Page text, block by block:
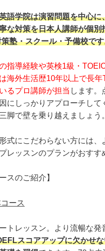
アクセス：「表参
新宿校
住所：東京都渋
アクセス：山手線
四ツ谷教室
アクセス：四ツ谷
※四ツ谷教室は受
池袋教室
横浜校
語学院は演習問題を中心に
な対策を日本人講師が個別
塾・スクール・予備校で
指導経験や英検1級・
海外生活歴10年以上で長年
るプロ講師が担当 します。
にしっかりアプローチして
脚で壁を乗り越えましょう。
式にこだわらない方には、
レッスンのプランがおすす
スのご紹介】
ース
トレッスン。より流暢な発
スコアアップに欠かせ